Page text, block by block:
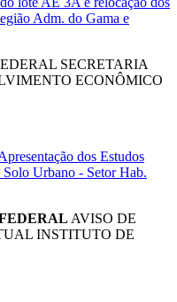
Adm. do Gama e
SECRETARIA
ECONÔMICO
dos Estudos
Urbano - Setor Hab.
AVISO DE
INSTITUTO DE